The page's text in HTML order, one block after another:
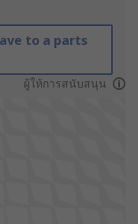
to a parts
ผู้ให้การสนับสนุน